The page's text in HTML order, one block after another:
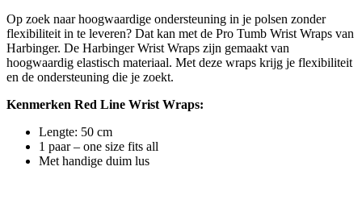
Op zoek naar hoogwaardige ondersteuning in je polsen zonder
flexibiliteit in te leveren? Dat kan met de Pro Tumb Wrist Wraps van
Harbinger. De Harbinger Wrist Wraps zijn gemaakt van
hoogwaardig elastisch materiaal. Met deze wraps krijg je flexibiliteit
en de ondersteuning die je zoekt.
Kenmerken Red Line Wrist Wraps:
Lengte: 50 cm
1 paar – one size fits all
Met handige duim lus